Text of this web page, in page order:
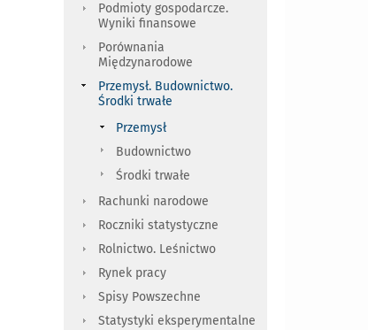
Podmioty gospodarcze.
Wyniki finansowe
Porównania
Międzynarodowe
Przemysł. Budownictwo.
Środki trwałe
Przemysł
Budownictwo
Środki trwałe
Rachunki narodowe
Roczniki statystyczne
Rolnictwo. Leśnictwo
Rynek pracy
Spisy Powszechne
Statystyki eksperymentalne